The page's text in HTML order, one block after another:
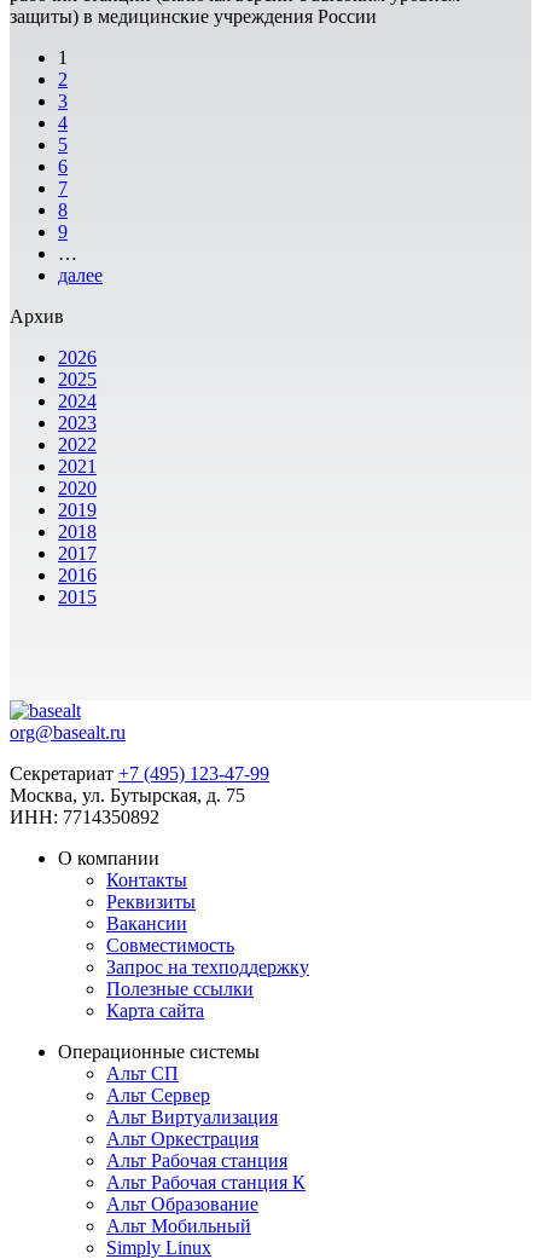
защиты) в медицинские учреждения России
1
2
3
4
5
6
7
8
9
…
далее
Архив
2026
2025
2024
2023
2022
2021
2020
2019
2018
2017
2016
2015
org@basealt.ru
Секретариат +7 (495) 123-47-99
Москва, ул. Бутырская, д. 75
ИНН: 7714350892
О компании
Контакты
Реквизиты
Вакансии
Совместимость
Запрос на техподдержку
Полезные ссылки
Карта сайта
Операционные системы
Альт СП
Альт Сервер
Альт Виртуализация
Альт Оркестрация
Альт Рабочая станция
Альт Рабочая станция К
Альт Образование
Альт Мобильный
Simply Linux